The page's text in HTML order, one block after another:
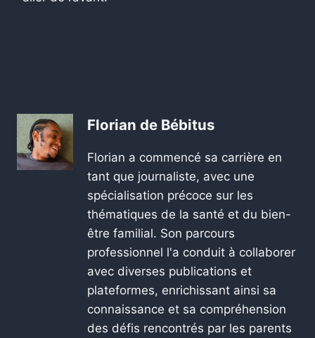
Florian de Bébitus
Florian a commencé sa carrière en
tant que journaliste, avec une
spécialisation précoce sur les
thématiques de la santé et du bien-
être familial. Son parcours
professionnel l'a conduit à collaborer
avec diverses publications et
plateformes, enrichissant ainsi sa
connaissance et sa compréhension
des défis rencontrés par les parents